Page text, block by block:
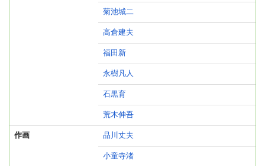
菊池城二
高倉建夫
福田新
永樹凡人
石黒育
荒木伸吾
作画 品川丈夫
小童寺渚